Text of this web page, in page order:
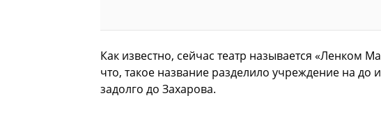
Как известно, сейчас театр называется «Ленком
что, такое название разделило учреждение на до
задолго до Захарова.